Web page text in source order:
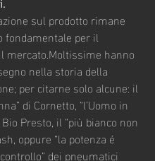
sul prodotto rimane
fondamentale per il
mercato.Moltissime hanno
nella storia della
per citarne solo alcune: il
di Cornetto, “l’Uomo in
Presto, il “più bianco non
oppure “la potenza é
dei pneumatici